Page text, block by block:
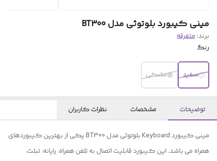
مینی کیبورد بلوتوثی مدل BT300
برند:متفرقه
رنگ
سفید مشکی
توضیحات مشخصات نظرات کاربران
مینی کیبورد Keyboard بلوتوثی مدل BT300 یکی از بهترین کیبوردهای
همراه می باشد. این کیبورد قابلیت اتصال به تلفن همراه، رایانه، تبلت،